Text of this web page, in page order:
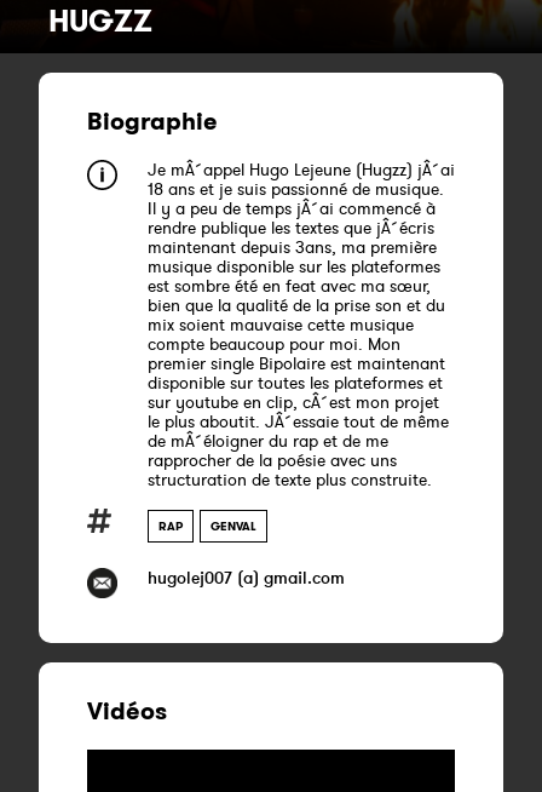
HUGZZ
Biographie
Je mÂ´appel Hugo Lejeune (Hugzz) jÂ´ai
18 ans et je suis passionné de musique.
Il y a peu de temps jÂ´ai commencé à
rendre publique les textes que jÂ´écris
maintenant depuis 3ans, ma première
musique disponible sur les plateformes
est sombre été en feat avec ma sœur,
bien que la qualité de la prise son et du
mix soient mauvaise cette musique
compte beaucoup pour moi. Mon
premier single Bipolaire est maintenant
disponible sur toutes les plateformes et
sur youtube en clip, cÂ´est mon projet
le plus aboutit. JÂ´essaie tout de même
de mÂ´éloigner du rap et de me
rapprocher de la poésie avec uns
structuration de texte plus construite.
RAP GENVAL
hugolej007 (a) gmail.com
Vidéos